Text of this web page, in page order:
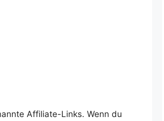
Affiliate-Links. Wenn du